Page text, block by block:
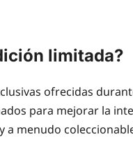
limitada?
ofrecidas
para mejorar la
menudo